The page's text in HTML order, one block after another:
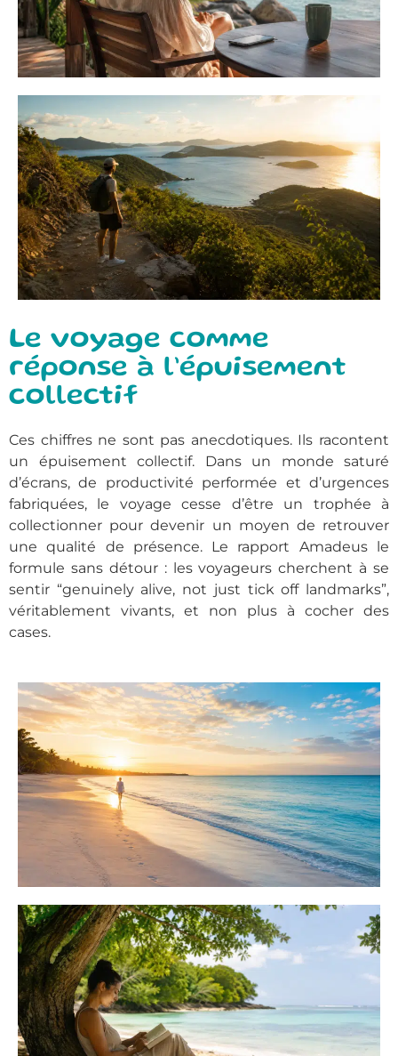
Le voyage comme
réponse à l’épuisement
collectif
Ces chiffres ne sont pas anecdotiques. Ils racontent
un épuisement collectif. Dans un monde saturé
d’écrans, de productivité performée et d’urgences
fabriquées, le voyage cesse d’être un trophée à
collectionner pour devenir un moyen de retrouver
une qualité de présence. Le rapport Amadeus le
formule sans détour : les voyageurs cherchent à se
sentir “genuinely alive, not just tick off landmarks”,
véritablement vivants, et non plus à cocher des
cases.